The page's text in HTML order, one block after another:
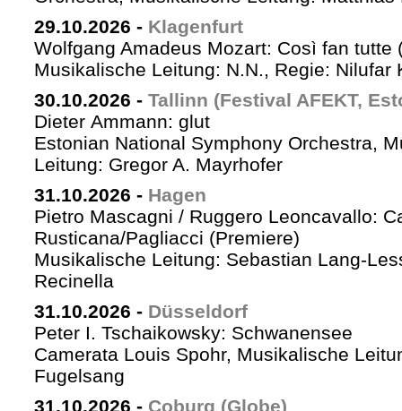
29.10.2026 - Klagenfurt
Wolfgang Amadeus Mozart: Così fan tutte
Musikalische Leitung: N.N., Regie: Nilufar
30.10.2026 - Tallinn (Festival AFEKT,
Dieter Ammann: glut
Estonian National Symphony Orchestra,
Leitung: Gregor A. Mayrhofer
31.10.2026 - Hagen
Pietro Mascagni / Ruggero Leoncavallo:
Rusticana/Pagliacci (Premiere)
Musikalische Leitung: Sebastian Lang-
Recinella
31.10.2026 - Düsseldorf
Peter I. Tschaikowsky: Schwanensee
Camerata Louis Spohr, Musikalische
Fugelsang
31.10.2026 - Coburg (Globe)